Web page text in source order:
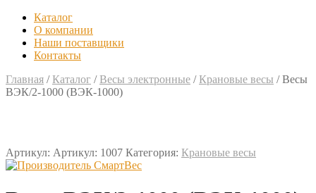
Каталог
О компании
Наши поставщики
Контакты
Главная / Каталог / Весы электронные / Крановые весы /Весы
ВЭК/2-1000 (ВЭК-1000)
Артикул: Артикул: 1007 Категория: Крановые весы